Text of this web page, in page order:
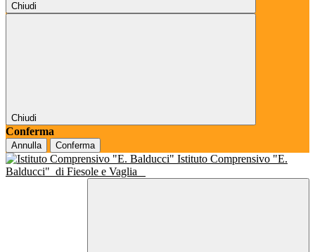
Chiudi
Chiudi
Conferma
Annulla Conferma
Istituto Comprensivo "E.
Balducci" di Fiesole e Vaglia